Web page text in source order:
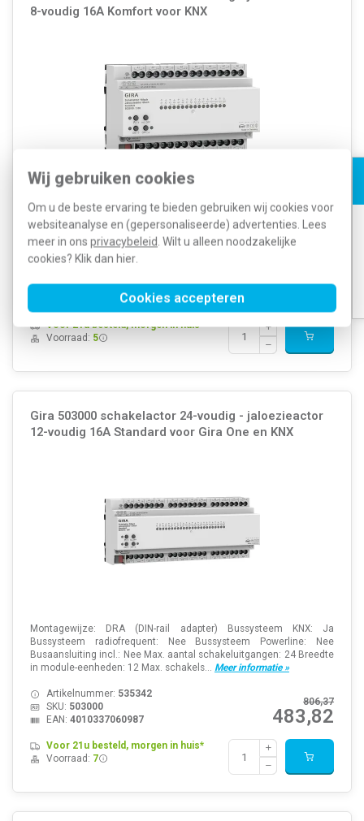
Wij gebruiken cookies
Om u de beste ervaring te bieden gebruiken wij cookies voor
websiteanalyse en (gepersonaliseerde) advertenties. Lees
meer in ons privacybeleid . Wilt u alleen noodzakelijke
cookies? Klik dan hier
Cookies accepteren
8-voudig 16A Komfort voor KNX
Montagewijze: DRA (DIN-rail adapter) Bussysteem KNX: Ja
Bussysteem radiofrequent: Nee Bussysteem Powerline: Nee
Busaansluiting incl.: Nee Max. aantal schakeluitgangen: 16 Breedte
in module-eenheden: 8 Max. schakelst...Meer informatie »
660,66
SKU:503800
4010337060994
Voor 21u besteld, morgen in huis*
Voorraad: 5
Gira 503000 schakelactor 24-voudig - jaloezieactor
12-voudig 16A Standard voor Gira One en KNX
Montagewijze: DRA (DIN-rail adapter) Bussysteem KNX: Ja
Bussysteem radiofrequent: Nee Bussysteem Powerline: Nee
Busaansluiting incl.: Nee Max. aantal schakeluitgangen: 24 Breedte
in module-eenheden: 12 Max. schakels... Meer informatie »
806,37
483,82
Artikelnummer: 535342
SKU: 503000
EAN: 4010337060987
Voor 21u besteld, morgen in huis*
Voorraad: 7